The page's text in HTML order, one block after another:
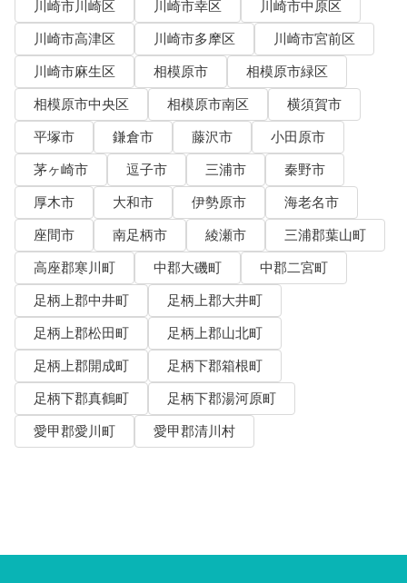
川崎市川崎区
川崎市幸区
川崎市中原区
川崎市高津区
川崎市多摩区
川崎市宮前区
川崎市麻生区
相模原市
相模原市緑区
相模原市中央区
相模原市南区
横須賀市
平塚市
鎌倉市 藤沢市
小田原市
茅ヶ崎市
逗子市 三浦市
秦野市
厚木市
大和市 伊勢原市
海老名市
座間市
南足柄市 綾瀬市
三浦郡葉山町
高座郡寒川町
中郡大磯町
中郡二宮町
足柄上郡中井町
足柄上郡大井町
足柄上郡松田町
足柄上郡山北町
足柄上郡開成町
足柄下郡箱根町
足柄下郡真鶴町
足柄下郡湯河原町
愛甲郡愛川町
愛甲郡清川村